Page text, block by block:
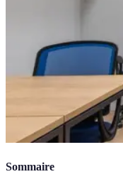
Sommaire